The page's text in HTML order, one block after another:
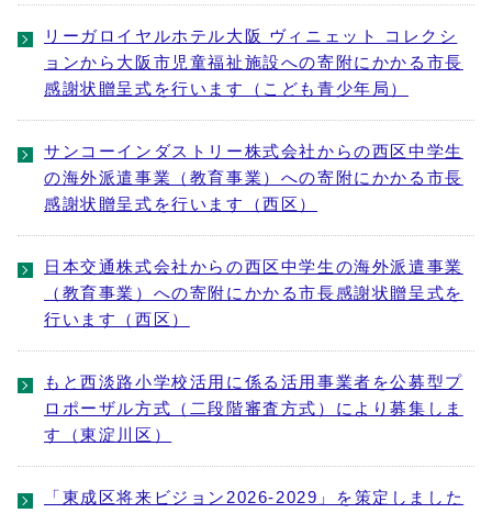
リーガロイヤルホテル大阪 ヴィニェット コレクシ
ョンから大阪市児童福祉施設への寄附にかかる市長
感謝状贈呈式を行います（こども青少年局）
サンコーインダストリー株式会社からの西区中学生
の海外派遣事業（教育事業）への寄附にかかる市長
感謝状贈呈式を行います（西区）
日本交通株式会社からの西区中学生の海外派遣事業
（教育事業）への寄附にかかる市長感謝状贈呈式を
行います（西区）
もと西淡路小学校活用に係る活用事業者を公募型プ
ロポーザル方式（二段階審査方式）により募集しま
す（東淀川区）
「東成区将来ビジョン2026-2029」を策定しました